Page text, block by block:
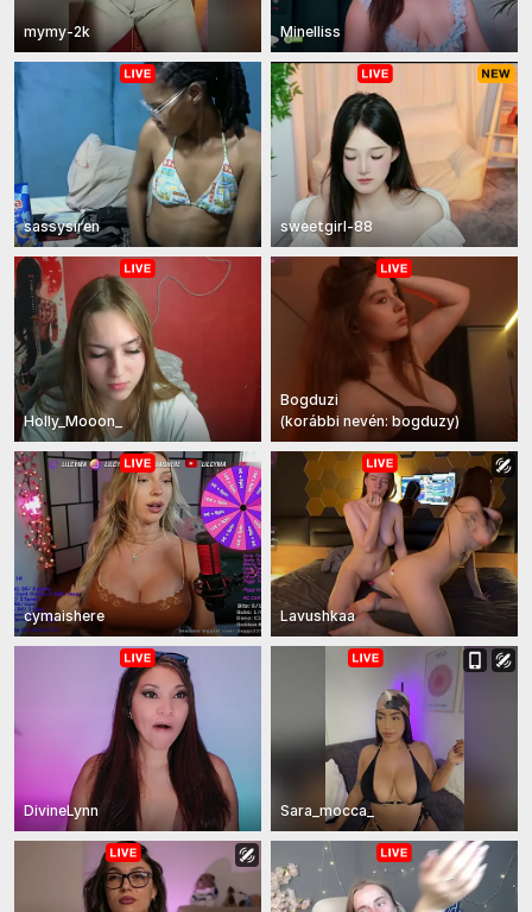
mymy-2k Minelliss
sassysiren sweetgirl-88
Holly_Mooon_
Bogduzi
(korábbi nevén:bogduzy)
cymaishere Lavushkaa
DivineLynn Sara_mocca_